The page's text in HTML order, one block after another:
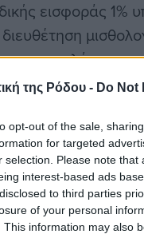
της Ρόδου - Do Not
opt-out of the sale,
for targeted
selection. Please note
interest-based ads
to third parties
of your personal
This information may also
εισφοράς 1%
αφορολόγητου
για μια
επιπλέον
υπαλλήλων που